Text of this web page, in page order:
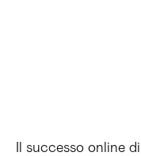
Il successo online